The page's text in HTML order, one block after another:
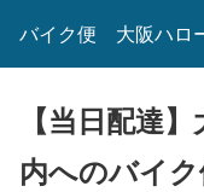
バイク便 大阪ハロ
【当日配達
内へのバイ